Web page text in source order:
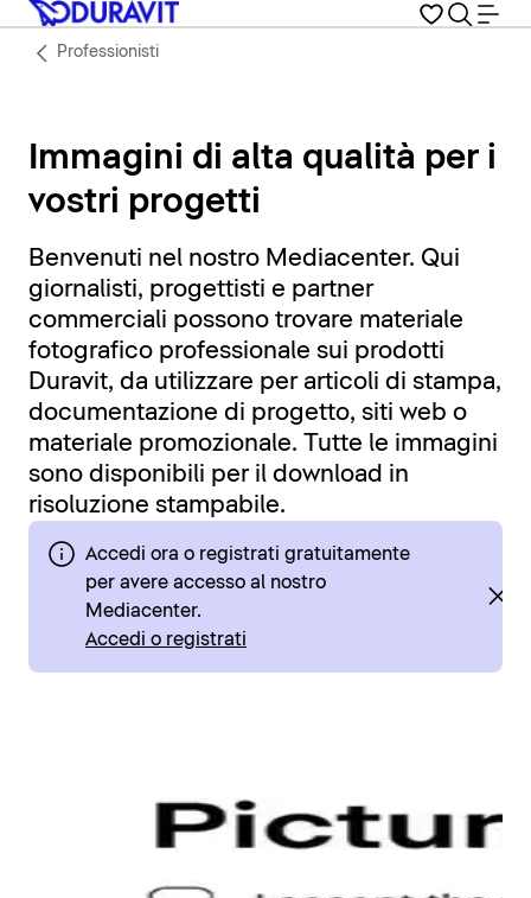
Professionisti
Immagini di alta qualità per i
vostri progetti
Benvenuti nel nostro Mediacenter. Qui
giornalisti, progettisti e partner
commerciali possono trovare materiale
fotografico professionale sui prodotti
Duravit, da utilizzare per articoli di stampa,
documentazione di progetto, siti web o
materiale promozionale. Tutte le immagini
sono disponibili per il download in
risoluzione stampabile.
Accedi ora o registrati gratuitamente
per avere accesso al nostro
Mediacenter.
Accedi o registrati